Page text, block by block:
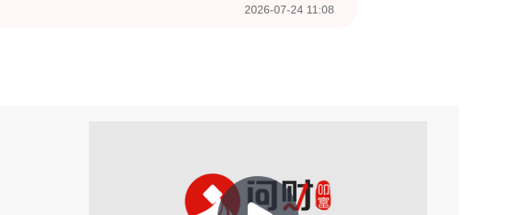
2026-07-24 11:08
2026-07-10 04:40